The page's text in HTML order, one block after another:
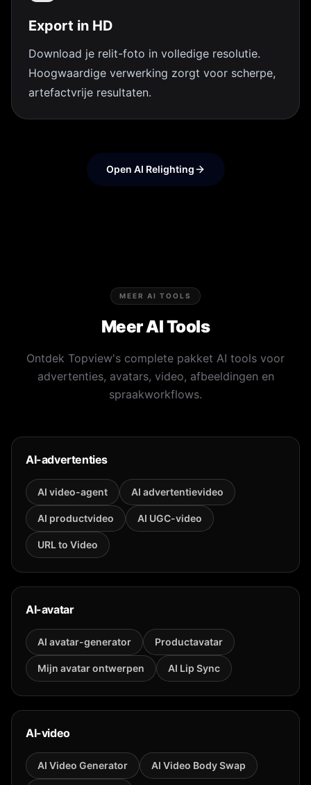
Export in HD
Download je relit-foto in volledige resolutie.
Hoogwaardige verwerking zorgt voor scherpe,
artefactvrije resultaten.
Open AI Relighting
MEER AI TOOLS
Meer AI Tools
Ontdek Topview's complete pakket AI tools voor
advertenties, avatars, video, afbeeldingen en
spraakworkflows.
AI-advertenties
AI video-agent AI advertentievideo
AI productvideo AI UGC-video
URL to Video
AI-avatar
AI avatar-generator Productavatar
Mijn avatar ontwerpen AI Lip Sync
AI-video
AI Video Generator AI Video Body Swap